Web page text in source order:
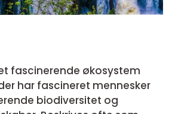
fascinerende økosystem
har fascineret mennesker
biodiversitet og